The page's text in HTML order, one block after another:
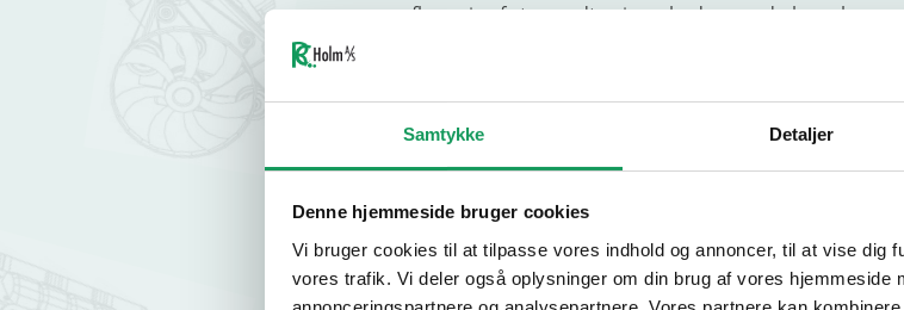
Samtykke Detaljer
Denne hjemmeside bruger cookies
Vi bruger cookies til at tilpasse vores indhold og annoncer, til at vise dig
vores trafik. Vi deler også oplysninger om din brug af vores hjemmeside
afhængig af strømudtag i nærheden, og du kan
vælger, når rengøringsopgaverne er tunge og
med strøm og nødstrøm på pladsen, kan du se
Til smøremidler og vedligehold af udstyr kan du finde
hvis du vil se flere maskinkategorier til bygge- og anlæg,
HVAD KAN EN